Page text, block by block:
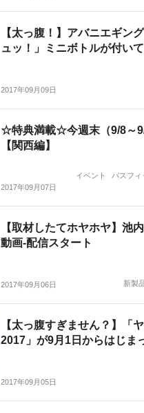
【太っ腹！】アバニエギン
ュッ！」ミニボトルが付い
2017年09月09日
☆特典満載☆今週末（9/8～
【関西編】
2017年09月07日
イベント バスフィ
【取材したてホヤホヤ】池
動画-配信スタート
2017年09月06日 新製
【太っ腹すぎません？】「
2017」が9月1日からはじま
2017年09月05日